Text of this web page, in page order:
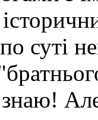
суті
знаю!